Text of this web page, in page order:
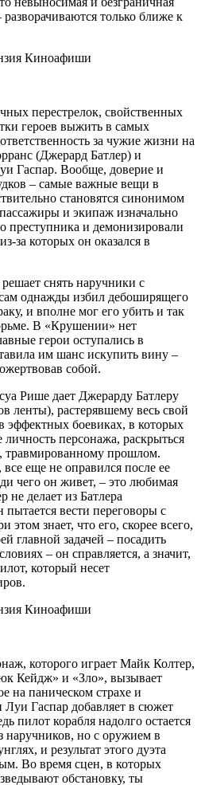
только ближе к
перестрелок, свойственных
героев выжить в самых
за чужие жизни на
(Джерард Батлер) и
Гаспар. Вообще, доверие и
– самые важные вещи в
становятся синонимом
и экипаж изначально
преступника и демонизировали
за которых он оказался в
снять наручники с
однажды избил дебоширящего
и вполне мог его убить и так
В «Крушении» нет
герои оступались в
им шанс искупить вину –
собой.
Рише дает Джерарду Батлеру
ленты), растерявшему весь свой
эффектных боевиках, в которых
персонажа, раскрыться
травмированному прошлом.
еще не оправился после ее
чего он живет, – это любимая
не делает из Батлера
пытается вести переговоры с
знает, что его, скорее всего,
главной задачей – посадить
– он справляется, а значит,
который несет
которого играет Майк Колтер,
Кейдж» и «Зло», вызывает
на паническом страхе и
Гаспар добавляет в сюжет
пилот корабля надолго остается
наручников, но с оружием в
и результат этого дуэта
Во время сцен, в которых
обстановку, ты